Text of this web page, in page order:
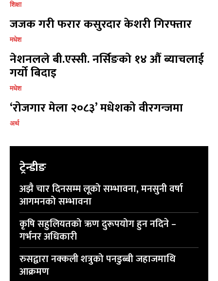
शिक्षा
जजक गरी फरार कसुरदार केशरी गिरफ्तार
मधेश
नेशनलले बी.एस्सी. नर्सिङको १४ औँ ब्याचलाई
गर्यो बिदाइ
मधेश
‘रोजगार मेला २०८३’ मधेशको वीरगन्जमा
अर्थ
ट्रेन्डीङ
अझै चार दिनसम्म लूको सम्भावना, मनसुनी वर्षा
आगमनको सम्भावना
कृषि सहुलियतको ऋण दुरूपयोग हुन नदिने –
गर्भनर अधिकारी
रुसद्वारा नक्कली शत्रुको पनडुब्बी जहाजमाथि
आक्रमण